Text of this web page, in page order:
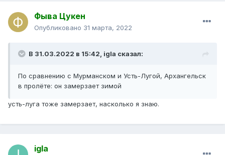
Фыва Цукен
Опубликовано 31 марта, 2022
В 31.03.2022 в 15:42, igla сказал:
По сравнению с Мурманском и Усть-Лугой, Архангельск
в пролёте: он замерзает зимой
усть-луга тоже замерзает, насколько я знаю.
igla